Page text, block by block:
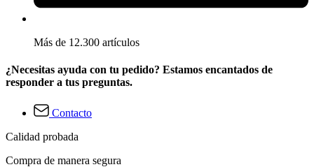
Más de 12.300 artículos
¿Necesitas ayuda con tu pedido? Estamos encantados de
responder a tus preguntas.
Contacto
Calidad probada
Compra de manera segura